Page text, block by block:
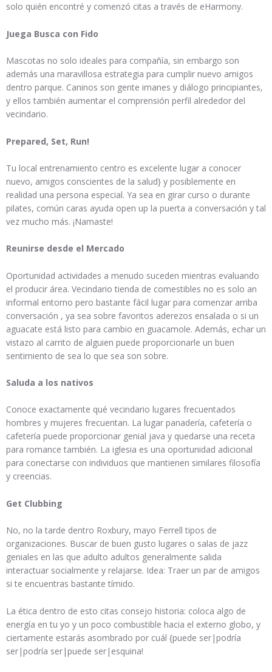
solo quién encontré y comenzó citas a través de eHarmony.
Juega Busca con Fido
Mascotas no solo ideales para compañía, sin embargo son
además una maravillosa estrategia para cumplir nuevo amigos
dentro parque. Caninos son gente imanes y diálogo principiantes,
y ellos también aumentar el comprensión perfil alrededor del
vecindario.
Prepared, Set, Run!
Tu local entrenamiento centro es excelente lugar a conocer
nuevo, amigos conscientes de la salud} y posiblemente en
realidad una persona especial. Ya sea en girar curso o durante
pilates, común caras ayuda open up la puerta a conversación y tal
vez mucho más. ¡Namaste!
Reunirse desde el Mercado
Oportunidad actividades a menudo suceden mientras evaluando
el producir área. Vecindario tienda de comestibles no es solo an
informal entorno pero bastante fácil lugar para comenzar arriba
conversación , ya sea sobre favoritos aderezos ensalada o si un
aguacate está listo para cambio en guacamole. Además, echar un
vistazo al carrito de alguien puede proporcionarle un buen
sentimiento de sea lo que sea son sobre.
Saluda a los nativos
Conoce exactamente qué vecindario lugares frecuentados
hombres y mujeres frecuentan. La lugar panadería, cafetería o
cafetería puede proporcionar genial java y quedarse una receta
para romance también. La iglesia es una oportunidad adicional
para conectarse con individuos que mantienen similares filosofía
y creencias.
Get Clubbing
No, no la tarde dentro Roxbury, mayo Ferrell tipos de
organizaciones. Buscar de buen gusto lugares o salas de jazz
geniales en las que adulto adultos generalmente salida
interactuar socialmente y relajarse. Idea: Traer un par de amigos
si te encuentras bastante tímido.
La ética dentro de esto citas consejo historia: coloca algo de
energía en tu yo y un poco combustible hacia el externo globo, y
ciertamente estarás asombrado por cuál {puede ser|podría
ser|podría ser|puede ser|esquina!